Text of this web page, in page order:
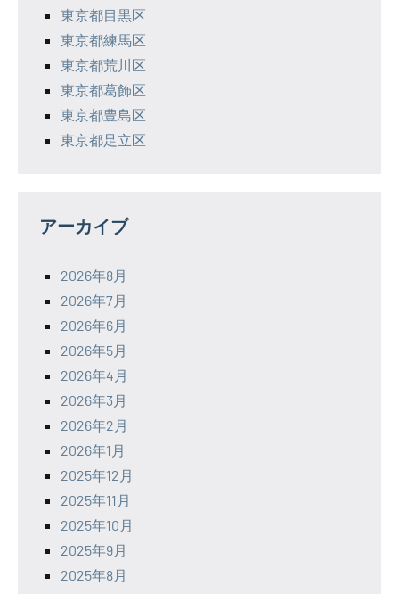
東京都目黒区
東京都練馬区
東京都荒川区
東京都葛飾区
東京都豊島区
東京都足立区
アーカイブ
2026年8月
2026年7月
2026年6月
2026年5月
2026年4月
2026年3月
2026年2月
2026年1月
2025年12月
2025年11月
2025年10月
2025年9月
2025年8月